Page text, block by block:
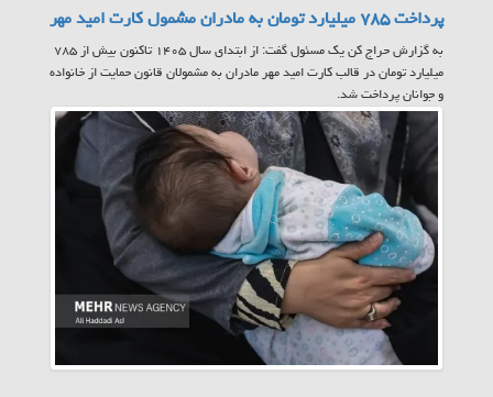
پرداخت ۷۸۵ میلیارد تومان به مادران مشمول کارت امید مهر
به گزارش حراج کن یک مسئول گفت: از ابتدای سال ۱۴۰۵ تاکنون بیش از ۷۸۵
میلیارد تومان در قالب کارت امید مهر مادران به مشمولان قانون حمایت از خانواده
و جوانان پرداخت شد.